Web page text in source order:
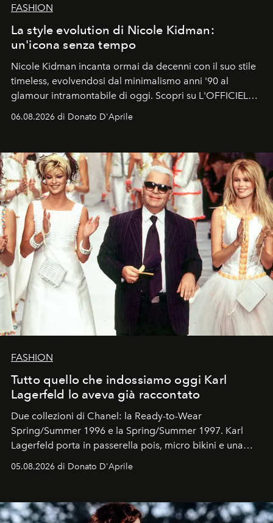
FASHION
La style evolution di Nicole Kidman:
un'icona senza tempo
Nicole Kidman incanta ormai da decenni con il suo stile
timeless, evolvendosi dal minimalismo anni '90 al
glamour intramontabile di oggi. Scopri su L'OFFICIEL
Italia la sua style evolution.
06.08.2026 di Donato D'Aprile
FASHION
Tutto quello che indossiamo oggi Karl
Lagerfeld lo aveva già raccontato
Due collezioni di Chanel: la Ready-to-Wear
Spring/Summer 1996 e la Spring/Summer 1997. Karl
Lagerfeld porta in passerella pois, micro bikini e una
logomania pensata per la spiaggia
Kate, Claudia e Carla una dietro l'altra. Trent'anni dopo,
uno dei documenti più contemporanei che abbiamo.
05.08.2026 di Donato D'Aprile